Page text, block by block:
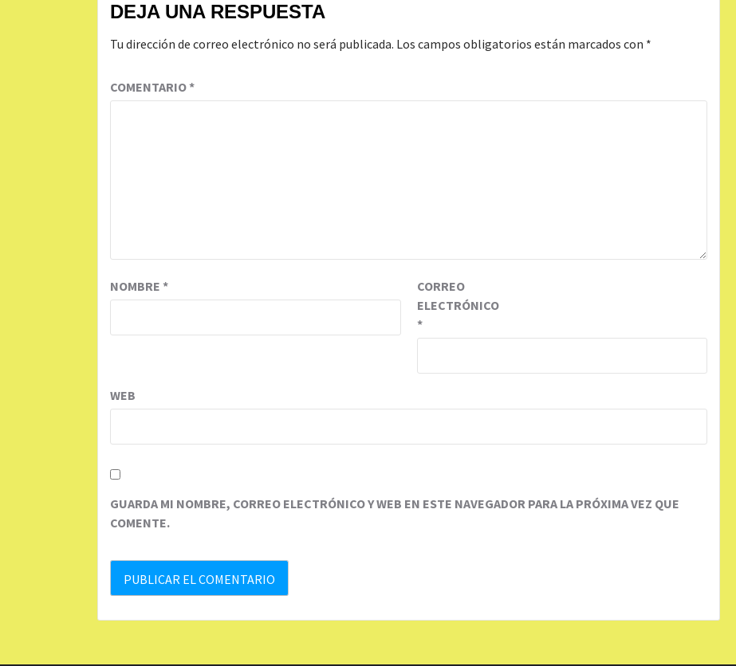
DEJA UNA RESPUESTA
Tu dirección de correo electrónico no será publicada. Los campos obligatorios están marcados con *
COMENTARIO*
NOMBRE *
CORREO
ELECTRÓNICO
*
WEB
GUARDA MI NOMBRE, CORREO ELECTRÓNICO Y WEB EN ESTE NAVEGADOR PARA LA PRÓXIMA VEZ QUE
COMENTE.